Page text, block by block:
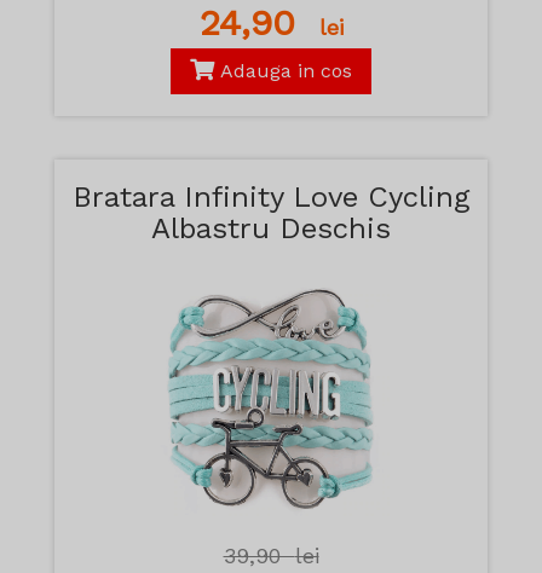
24,90 lei
Adauga in cos
Bratara Infinity Love Cycling
Albastru Deschis
39,90lei